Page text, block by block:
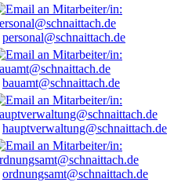
personal@schnaittach.de
bauamt@schnaittach.de
hauptverwaltung@schnaittach.de
ordnungsamt@schnaittach.de